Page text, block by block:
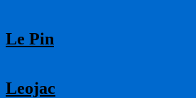
Le Pin
Leojac